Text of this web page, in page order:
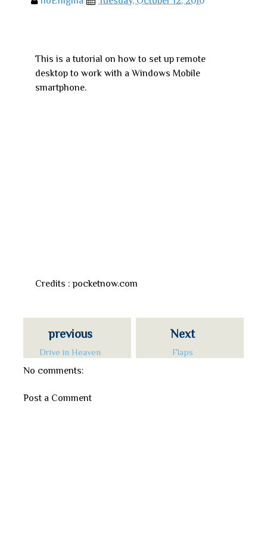
This is a tutorial on how to set up remote
desktop to work with a Windows Mobile
smartphone.
Credits : pocketnow.com
Next
Flaps
previous
Drive in Heaven
No comments:
Post a Comment